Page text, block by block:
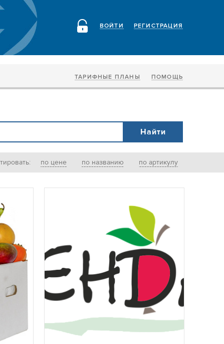
РЕГИСТРАЦИЯ
ВОЙТИ
ТАРИФНЫЕ ПЛАНЫ ПОМОЩЬ
по цене по названию по артикулу